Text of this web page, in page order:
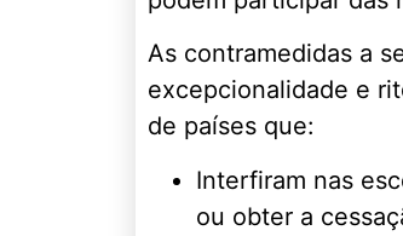
As contramedidas a
excepcionalidade e
de países que:
Interfiram nas
ou obter a